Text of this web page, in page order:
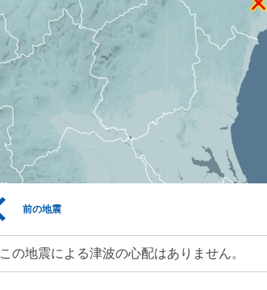
前の地震
この地震による津波の心配はありません。